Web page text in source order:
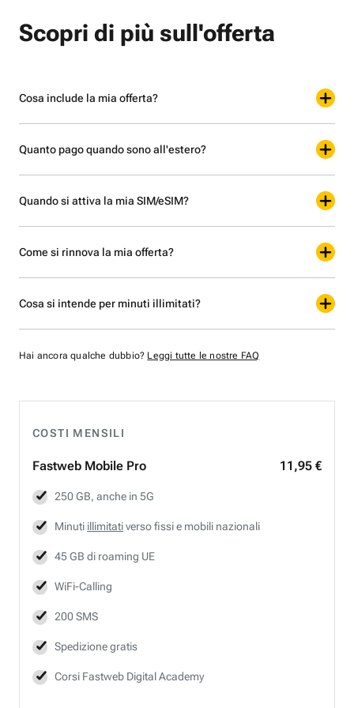
COSTI MENSILI
Fastweb Mobile Pro 11,95 €
250 GB, anche in 5G
Minuti illimitativerso fissi e mobili nazionali
45 GB di roaming UE
WiFi-Calling
200 SMS
Spedizione gratis
Corsi Fastweb Digital Academy
Scopri di più sull'offerta
Cosa include la mia offerta?
Quanto pago quando sono all'estero?
Quando si attiva la mia SIM/eSIM?
Come si rinnova la mia offerta?
Cosa si intende per minuti illimitati?
Hai ancora qualche dubbio? Leggi tutte le nostre FAQ